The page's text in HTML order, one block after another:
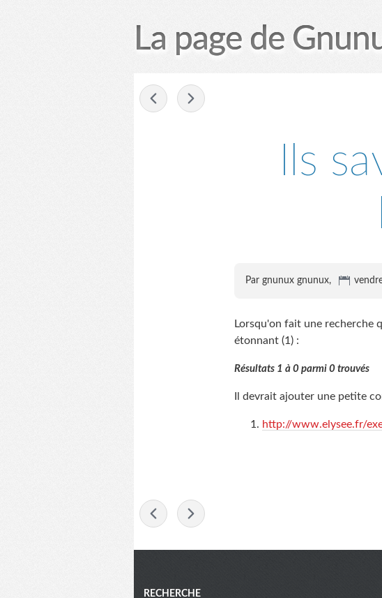
La page de
Ils
Par gnunux gnunux,
Lorsqu'on fait une recherche
étonnant (1) :
Résultats 1 à 0 parmi 0 trouvés
Il devrait ajouter une petite
http://www.elysee.fr/
RECHERCHE